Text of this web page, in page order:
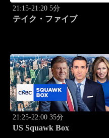
21:15-21:20 5分
テイク・ファイブ
21:25-22:00 35分
US Squawk Box